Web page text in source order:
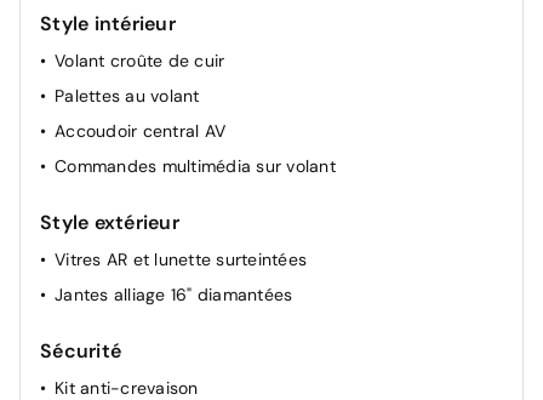
Style intérieur
Volant croûte de cuir
Palettes au volant
Accoudoir central AV
Commandes multimédia sur volant
Style extérieur
Vitres AR et lunette surteintées
Jantes alliage 16" diamantées
Sécurité
Kit anti-crevaison